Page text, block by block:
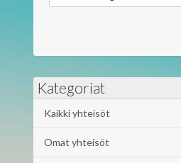
Kategoriat
Kaikki yhteisöt
Omat yhteisöt